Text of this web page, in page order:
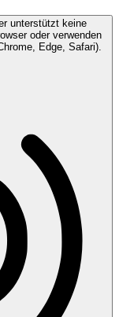
unterstützt keine
oder verwenden
Edge, Safari).